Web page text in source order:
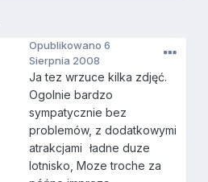
Opublikowano6
Sierpnia 2008
Ja tez wrzuce kilka zdjęć.
Ogolnie bardzo
sympatycznie bez
problemów, z dodatkowymi
atrakcjami ładne duze
lotnisko, Moze troche za